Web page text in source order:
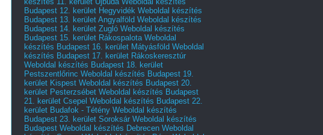
Budapest 12. kerület Hegyvidék Weboldal készítés
Budapest 13. kerület Angyalföld Weboldal készítés
Budapest 14. kerület Zugló Weboldal készítés
Budapest 15. kerület Rákospalota Weboldal
készítés Budapest 16. kerület Mátyásföld Weboldal
készítés Budapest 17. kerület Rákoskeresztúr
Weboldal készítés Budapest 18. kerület
Pestszentlőrinc Weboldal készítés Budapest 19.
kerület Kispest Weboldal készítés Budapest 20.
kerület Pesterzsébet Weboldal készítés Budapest
21. kerület Csepel Weboldal készítés Budapest 22.
kerület Budafok - Tétény Weboldal készítés
Budapest 23. kerület Soroksár Weboldal készítés
Budapest Weboldal készítés Debrecen Weboldal